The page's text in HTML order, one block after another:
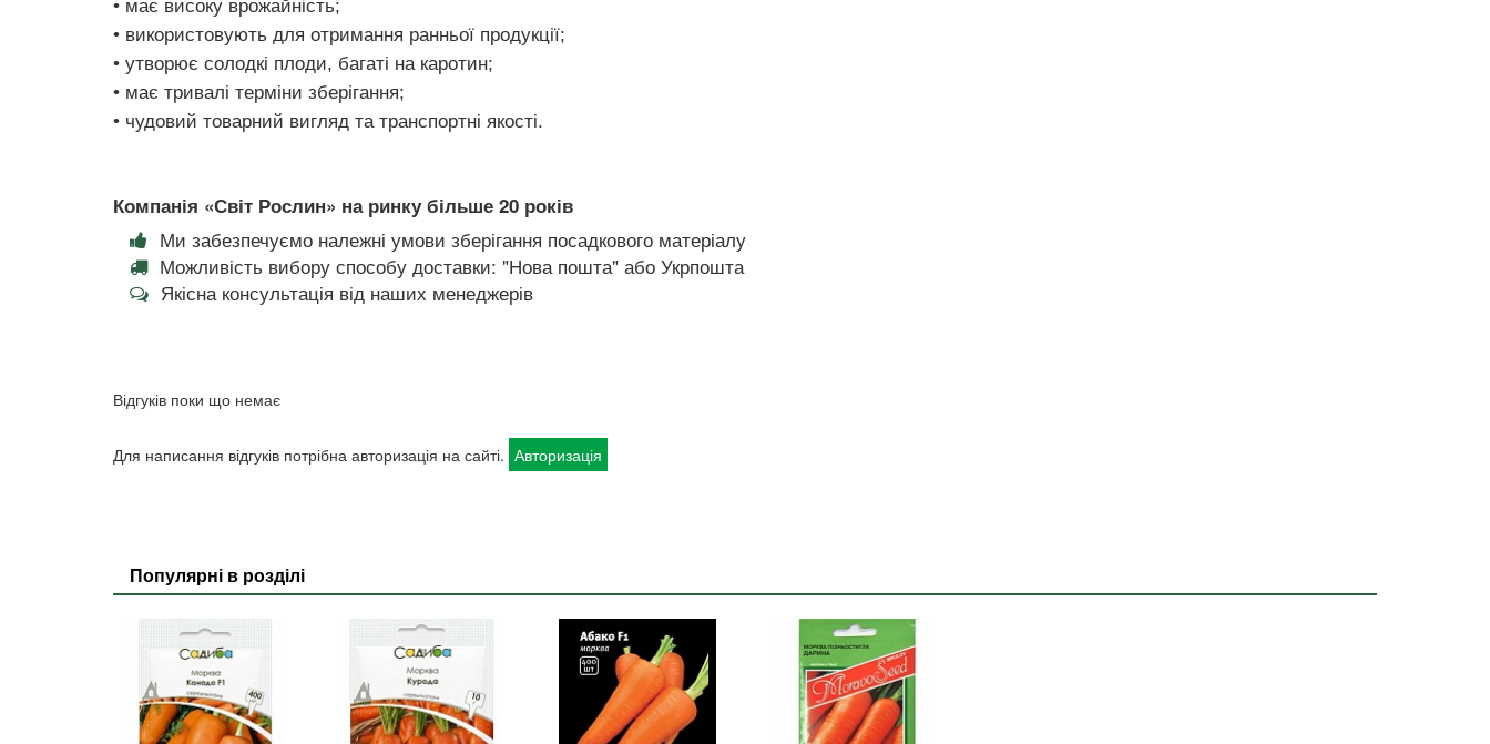
• має високу врожайність;
• використовують для отримання ранньої продукції;
• утворює солодкі плоди, багаті на каротин;
• має тривалі терміни зберігання;
• чудовий товарний вигляд та транспортні якості.
Компанія «Світ Рослин» на ринку більше 20 років
Ми забезпечуємо належні умови зберігання посадкового матеріалу
Можливість вибору способу доставки: "Нова пошта" або Укрпошта
Якісна консультація від наших менеджерів
Відгуків поки що немає
Для написання відгуків потрібна авторизація на сайті. Авторизація
Популярні в розділі